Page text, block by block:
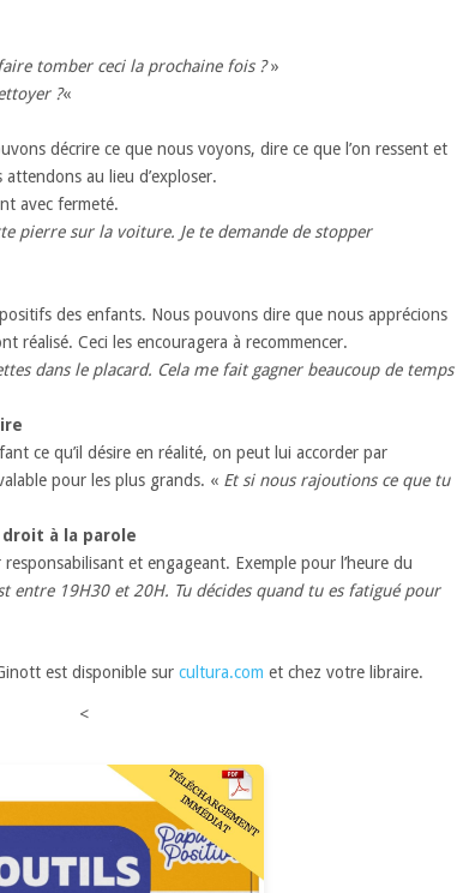
tomber ceci la prochaine fois ?»
?«
décrire ce que nous voyons, dire ce que l’on ressent et
au lieu d’exploser.
avec fermeté.
pierre sur la voiture. Je te demande de stopper
des enfants. Nous pouvons dire que nous apprécions
réalisé. Ceci les encouragera à recommencer.
dans le placard. Cela me fait gagner beaucoup de temps
ce qu’il désire en réalité, on peut lui accorder par
pour les plus grands. « Et si nous rajoutions ce que tu
à la parole
et engageant. Exemple pour l’heure du
entre 19H30 et 20H. Tu décides quand tu es fatigué pour
est disponible sur cultura.com et chez votre libraire.
<